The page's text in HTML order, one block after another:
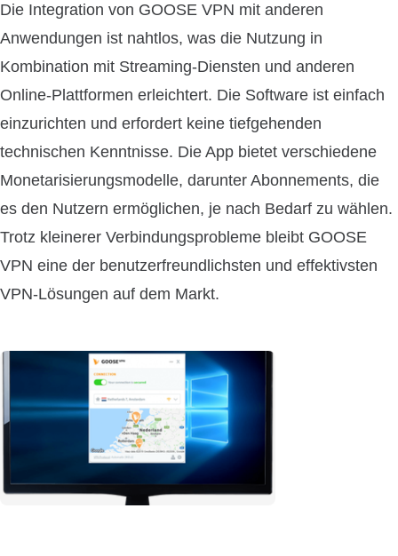
Die Integration von GOOSE VPN mit anderen
Anwendungen ist nahtlos, was die Nutzung in
Kombination mit Streaming-Diensten und anderen
Online-Plattformen erleichtert. Die Software ist einfach
einzurichten und erfordert keine tiefgehenden
technischen Kenntnisse. Die App bietet verschiedene
Monetarisierungsmodelle, darunter Abonnements, die
es den Nutzern ermöglichen, je nach Bedarf zu wählen.
Trotz kleinerer Verbindungsprobleme bleibt GOOSE
VPN eine der benutzerfreundlichsten und effektivsten
VPN-Lösungen auf dem Markt.